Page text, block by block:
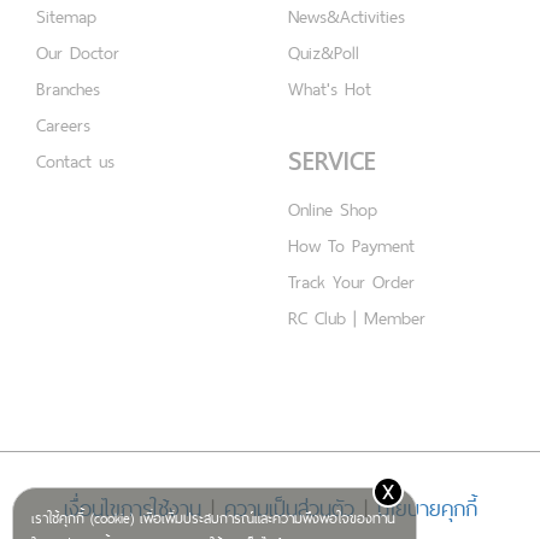
เราใช้คุกกี้ (cookie) เพื่อเพิ่มประสบการณ์และความพึงพอใจของท่าน
x
Sitemap
Our Doctor
Branches
Careers
Contact us
News&Activities
Quiz&Poll
What's Hot
SERVICE
Online Shop
How To Payment
Track Your Order
RC Club | Member
เงื่อนไขการใช้งาน|ความเป็นส่วนตัว|นโยบายคุกกี้